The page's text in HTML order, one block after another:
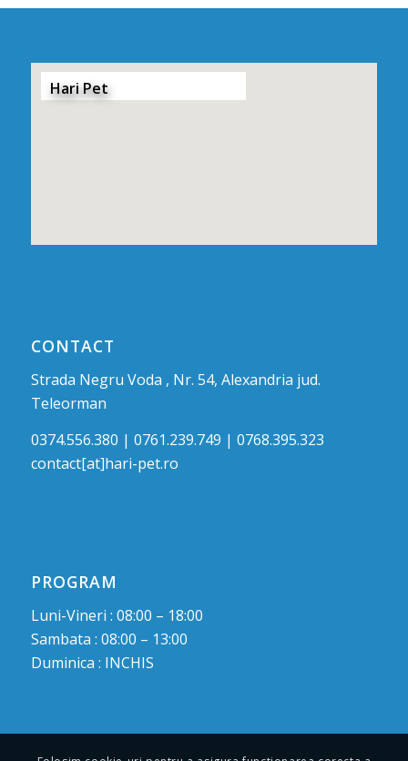
Hari Pet
CONTACT
Strada Negru Voda , Nr. 54, Alexandria jud.
Teleorman
0374.556.380 | 0761.239.749 | 0768.395.323
contact[at]hari-pet.ro
PROGRAM
Luni-Vineri : 08:00 – 18:00
Sambata : 08:00 – 13:00
Duminica : INCHIS